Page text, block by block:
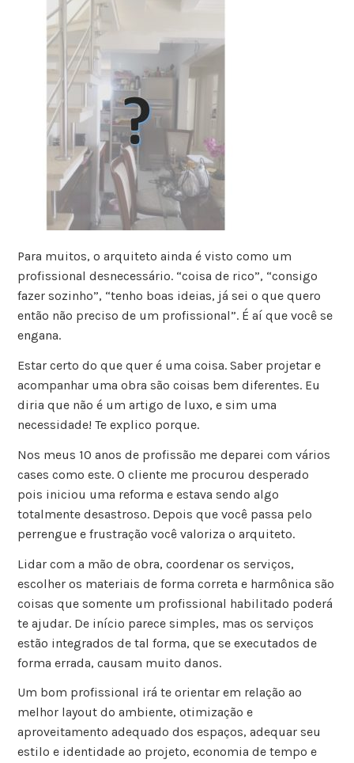
Para muitos, o arquiteto ainda é visto como um
profissional desnecessário. “coisa de rico”, “consigo
fazer sozinho”, “tenho boas ideias, já sei o que quero
então não preciso de um profissional”. É aí que você se
engana.
Estar certo do que quer é uma coisa. Saber projetar e
acompanhar uma obra são coisas bem diferentes. Eu
diria que não é um artigo de luxo, e sim uma
necessidade! Te explico porque.
Nos meus 10 anos de profissão me deparei com vários
cases como este. O cliente me procurou desperado
pois iniciou uma reforma e estava sendo algo
totalmente desastroso. Depois que você passa pelo
perrengue e frustração você valoriza o arquiteto.
Lidar com a mão de obra, coordenar os serviços,
escolher os materiais de forma correta e harmônica são
coisas que somente um profissional habilitado poderá
te ajudar. De início parece simples, mas os serviços
estão integrados de tal forma, que se executados de
forma errada, causam muito danos.
Um bom profissional irá te orientar em relação ao
melhor layout do ambiente, otimização e
aproveitamento adequado dos espaços, adequar seu
estilo e identidade ao projeto, economia de tempo e